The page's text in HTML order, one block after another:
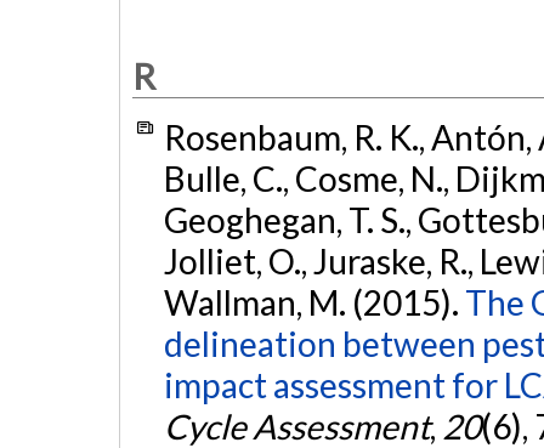
R
Rosenbaum, R. K., Antón,
Bulle, C., Cosme, N.,
Geoghegan, T. S.,
Jolliet, O., Juraske, R.,
Wallman, M. (2015). The
delineation between
impact assessment for
Cycle Assessment, 20(6),